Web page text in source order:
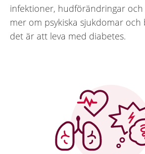
infektioner, hudförändringar och
mer om psykiska sjukdomar och
det är att leva med diabetes.